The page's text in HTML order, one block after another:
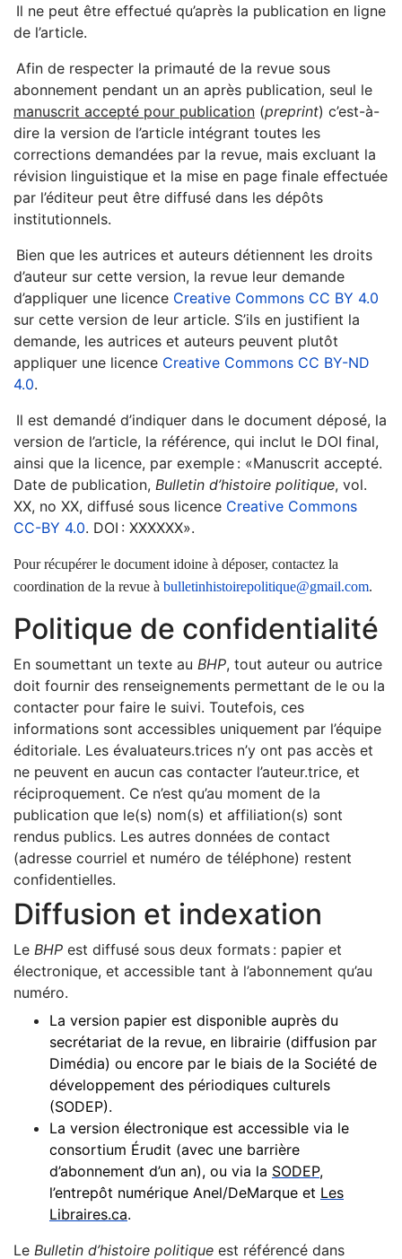
Il ne peut être effectué qu’après la publication en ligne
de l’article.
Afin de respecter la primauté de la revue sous
abonnement pendant un an après publication, seul le
manuscrit accepté pour publication (preprint) c’est-à-
dire la version de l’article intégrant toutes les
corrections demandées par la revue, mais excluant la
révision linguistique et la mise en page finale effectuée
par l’éditeur peut être diffusé dans les dépôts
institutionnels.
Bien que les autrices et auteurs détiennent les droits
d’auteur sur cette version, la revue leur demande
d’appliquer une licence Creative Commons CC BY 4.0
sur cette version de leur article. S’ils en justifient la
demande, les autrices et auteurs peuvent plutôt
appliquer une licence Creative Commons CC BY-ND
4.0.
Il est demandé d’indiquer dans le document déposé, la
version de l’article, la référence, qui inclut le DOI final,
ainsi que la licence, par exemple : «Manuscrit accepté.
Date de publication, Bulletin d’histoire politique, vol.
XX, no XX, diffusé sous licence Creative Commons
CC-BY 4.0. DOI : XXXXXX».
Pour récupérer le document idoine à déposer, contactez la
coordination de la revue à bulletinhistoirepolitique@gmail.com.
Politique de confidentialité
En soumettant un texte au BHP, tout auteur ou autrice
doit fournir des renseignements permettant de le ou la
contacter pour faire le suivi. Toutefois, ces
informations sont accessibles uniquement par l’équipe
éditoriale. Les évaluateurs.trices n’y ont pas accès et
ne peuvent en aucun cas contacter l’auteur.trice, et
réciproquement. Ce n’est qu’au moment de la
publication que le(s) nom(s) et affiliation(s) sont
rendus publics. Les autres données de contact
(adresse courriel et numéro de téléphone) restent
confidentielles.
Diffusion et indexation
Le BHP est diffusé sous deux formats : papier et
électronique, et accessible tant à l’abonnement qu’au
numéro.
La version papier est disponible auprès du
secrétariat de la revue, en librairie (diffusion par
Dimédia) ou encore par le biais de la Société de
développement des périodiques culturels
(SODEP).
La version électronique est accessible via le
consortium Érudit (avec une barrière
d’abonnement d’un an), ou via la SODEP,
l’entrepôt numérique Anel/DeMarque et Les
Libraires.ca.
Le Bulletin d’histoire politique est référencé dans